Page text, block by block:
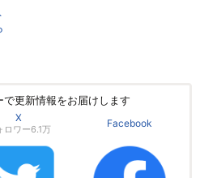
で更新情報をお届けします
X
ロワー6.1万
Facebook